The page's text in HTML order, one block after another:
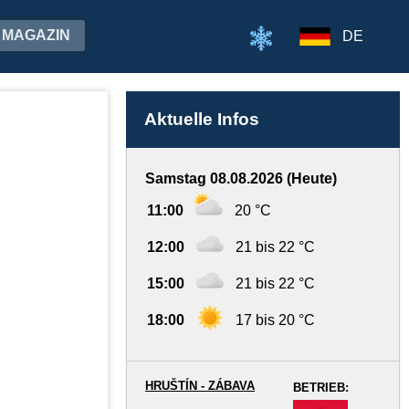
MAGAZIN DE
Aktuelle Infos
Samstag 08.08.2026 (Heute)
11:00 20 °C
12:00 21 bis 22 °C
15:00 21 bis 22 °C
18:00 17 bis 20 °C
BETRIEB:
HRUŠTÍN - ZÁBAVA